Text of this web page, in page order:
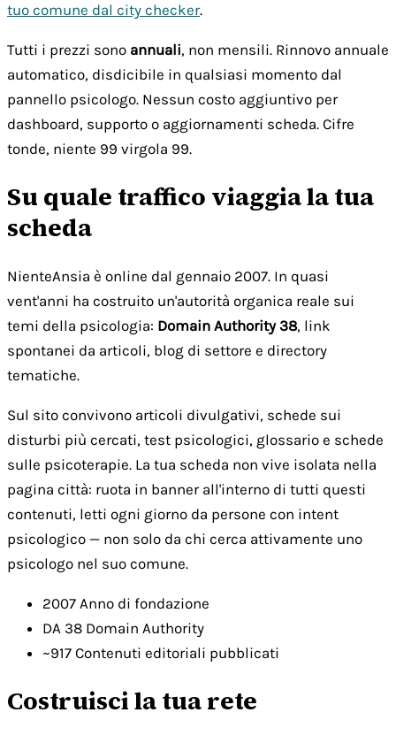
tuo comune dal city checker.
Tutti i prezzi sono annuali, non mensili. Rinnovo annuale
automatico, disdicibile in qualsiasi momento dal
pannello psicologo. Nessun costo aggiuntivo per
dashboard, supporto o aggiornamenti scheda. Cifre
tonde, niente 99 virgola 99.
Su quale traffico viaggia la tua
scheda
NienteAnsia è online dal gennaio 2007. In quasi
vent'anni ha costruito un'autorità organica reale sui
temi della psicologia: Domain Authority 38, link
spontanei da articoli, blog di settore e directory
tematiche.
Sul sito convivono articoli divulgativi, schede sui
disturbi più cercati, test psicologici, glossario e schede
sulle psicoterapie. La tua scheda non vive isolata nella
pagina città: ruota in banner all'interno di tutti questi
contenuti, letti ogni giorno da persone con intent
psicologico — non solo da chi cerca attivamente uno
psicologo nel suo comune.
2007 Anno di fondazione
DA 38 Domain Authority
~917 Contenuti editoriali pubblicati
Costruisci la tua rete